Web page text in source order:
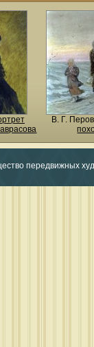
В. Г.
передвижных